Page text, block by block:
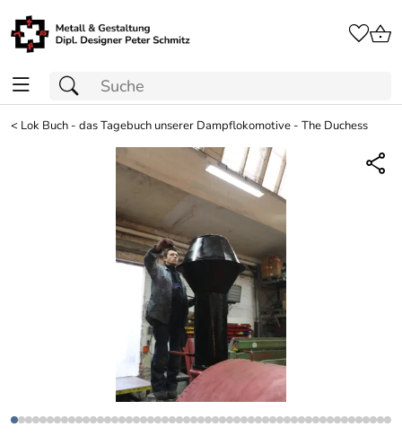
< Lok Buch - das Tagebuch unserer Dampflokomotive - The Duchess